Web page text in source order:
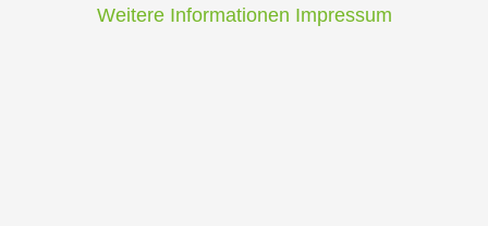
Weitere Informationen Impressum